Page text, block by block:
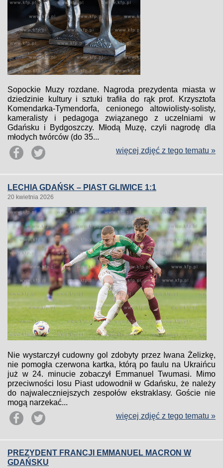
Sopockie Muzy rozdane. Nagroda prezydenta miasta w
dziedzinie kultury i sztuki trafiła do rąk prof. Krzysztofa
Komendarka-Tymendorfa, cenionego altowiolisty-solisty,
kameralisty i pedagoga związanego z uczelniami w
Gdańsku i Bydgoszczy. Młodą Muzę, czyli nagrodę dla
młodych twórców (do 35...
więcej zdjęć z tego tematu »
LECHIA GDAŃSK – PIAST GLIWICE 1:1
20 kwietnia 2026
Nie wystarczył cudowny gol zdobyty przez Iwana Żelizkę,
nie pomogła czerwona kartka, którą po faulu na Ukraińcu
już w 24. minucie zobaczył Emmanuel Twumasi. Mimo
przeciwności losu Piast udowodnił w Gdańsku, że należy
do najwaleczniejszych zespołów ekstraklasy. Goście nie
mogą narzekać...
więcej zdjęć z tego tematu »
PREZYDENT FRANCJI EMMANUEL MACRON W
GDAŃSKU